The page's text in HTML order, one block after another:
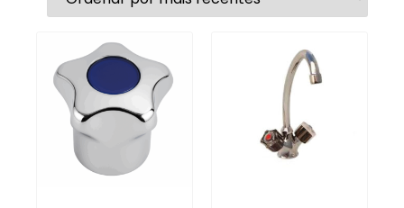
Alfus
Recrutamento
Contactos
Entrar / Registar